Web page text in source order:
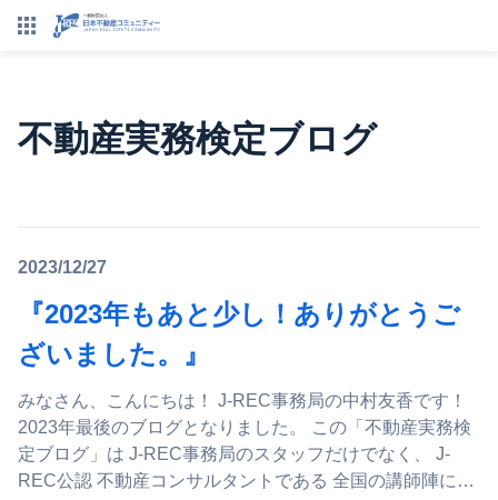
不動産実務検定ブログ
2023/12/27
『2023年もあと少し！ありがとうご
ざいました。』
みなさん、こんにちは！ J-REC事務局の中村友香です！
2023年最後のブログとなりました。 この「不動産実務検
定ブログ」は J-REC事務局のスタッフだけでなく、 J-
REC公認 不動産コンサルタントである 全国の講師陣にも